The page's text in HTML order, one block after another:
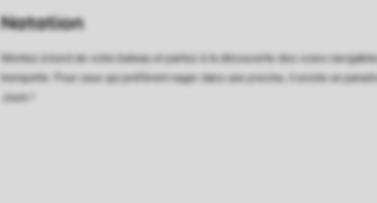
Natation
Montez à bord de votre bateau et partez à la découverte des voies
trempette. Pour ceux qui préfèrent nager dans une piscine, il existe un
Joure !